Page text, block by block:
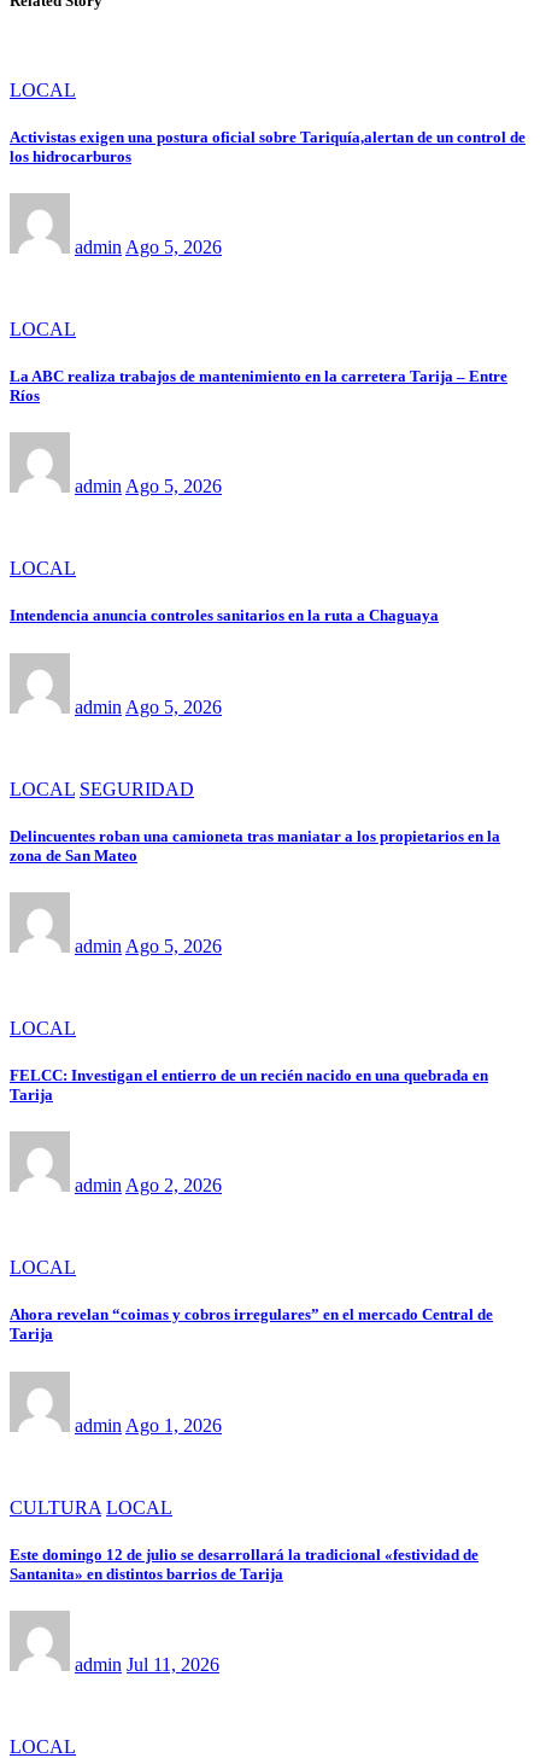
LOCAL
Activistas exigen una postura oficial sobre Tariquía,alertan de un control de
los hidrocarburos
admin Ago 5, 2026
LOCAL
La ABC realiza trabajos de mantenimiento en la carretera Tarija – Entre
Ríos
admin Ago 5, 2026
LOCAL
Intendencia anuncia controles sanitarios en la ruta a Chaguaya
admin Ago 5, 2026
LOCAL SEGURIDAD
Delincuentes roban una camioneta tras maniatar a los propietarios en la
zona de San Mateo
admin Ago 5, 2026
LOCAL
FELCC: Investigan el entierro de un recién nacido en una quebrada en
Tarija
admin Ago 2, 2026
LOCAL
Ahora revelan “coimas y cobros irregulares” en el mercado Central de
Tarija
admin Ago 1, 2026
CULTURA LOCAL
Este domingo 12 de julio se desarrollará la tradicional «festividad de
Santanita» en distintos barrios de Tarija
admin Jul 11, 2026
LOCAL